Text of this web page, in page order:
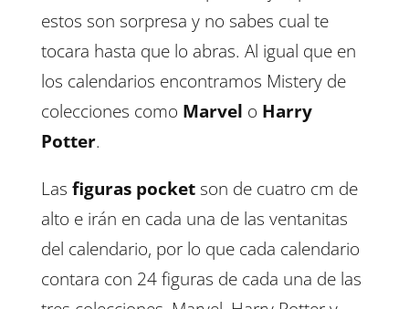
estos son sorpresa y no sabes cual te
tocara hasta que lo abras. Al igual que en
los calendarios encontramos Mistery de
colecciones como Marvel o Harry
Potter.
Las figuras pocket son de cuatro cm de
alto e irán en cada una de las ventanitas
del calendario, por lo que cada calendario
contara con 24 figuras de cada una de las